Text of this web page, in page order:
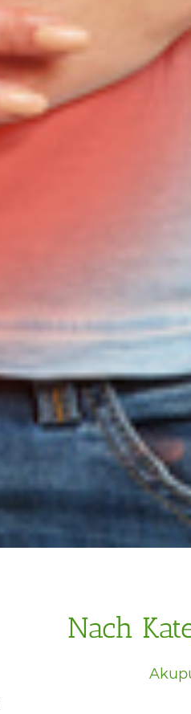
Nach